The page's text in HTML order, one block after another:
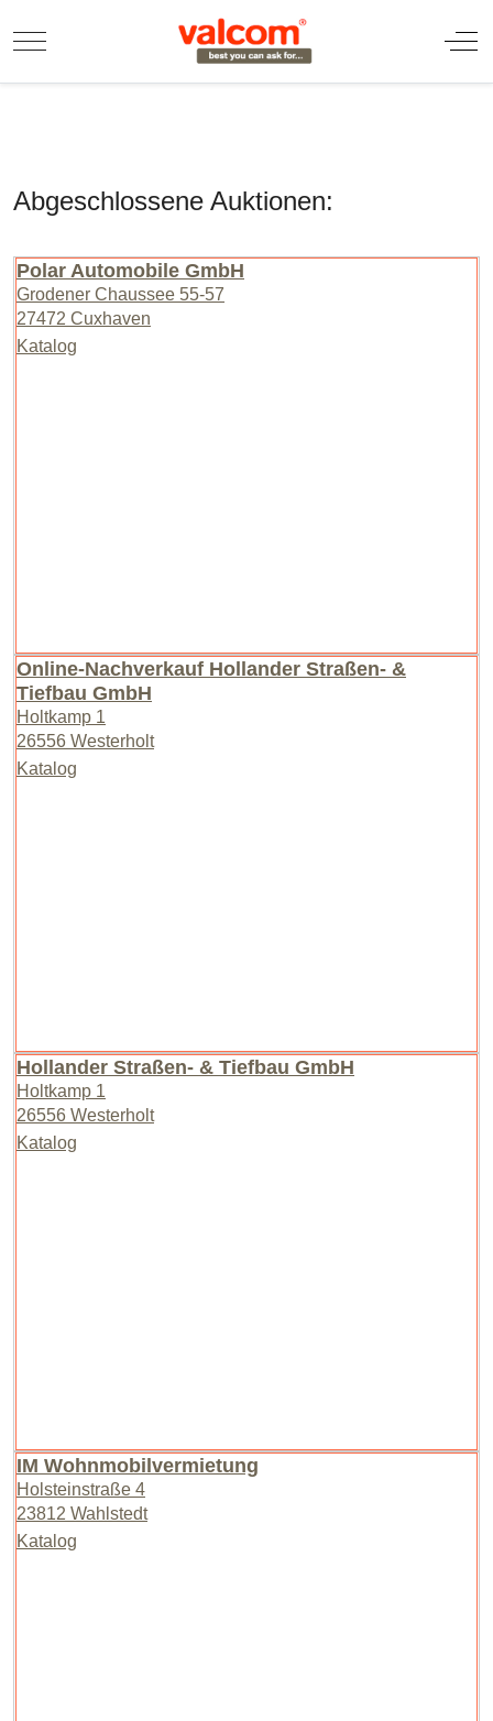
Mobile Menu Toggle Off-
Abgeschlossene Auktionen:
Polar Automobile GmbH
Grodener Chaussee 55-57
27472 Cuxhaven
Katalog
Online-Nachverkauf Hollander Straßen- &
Tiefbau GmbH
Holtkamp 1
26556 Westerholt
Katalog
Hollander Straßen- & Tiefbau GmbH
Holtkamp 1
26556 Westerholt
Katalog
IM Wohnmobilvermietung
Holsteinstraße 4
23812 Wahlstedt
Katalog